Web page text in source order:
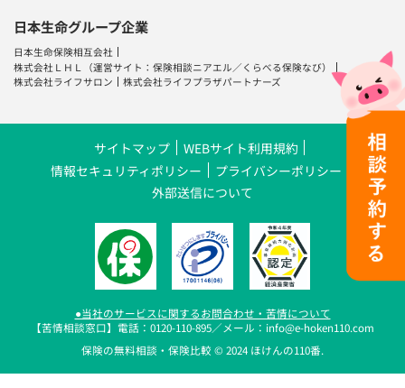
日本生命グループ企業
日本生命保険相互会社
株式会社ＬＨＬ
（運営サイト：保険相談ニアエル ／ くらべる保険なび）
株式会社ライフサロン
株式会社ライフプラザパートナーズ
サイトマップ
WEBサイト利用規約
情報セキュリティポリシー
プライバシーポリシー
外部送信について
●当社のサービスに関するお問合わせ・苦情について
【苦情相談窓口】電話：0120-110-895／メール：info@e-hoken110.com
保険の無料相談・保険比較 © 2024 ほけんの110番.